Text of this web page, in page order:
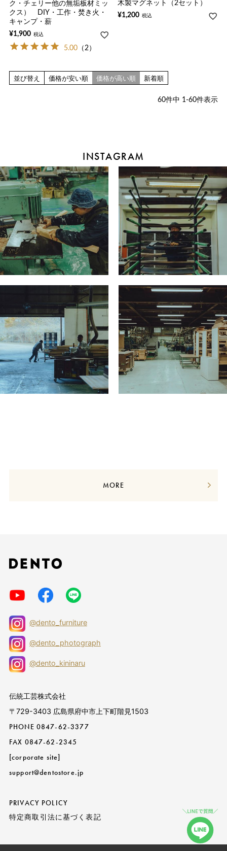
ク・チェリー他の無垢板材ミッ
クス） DIY・工作・焚き火・
キャンプ・薪
¥1,900 税込
5.00 （2）
木製マグネット（2セット）
¥1,200 税込
並び替え 価格が安い順 価格が高い順 新着順
60件中 1-60件表示
INSTAGRAM
MORE
@dento_furniture
@dento_photograph
@dento_kininaru
伝統工芸株式会社
〒729-3403 広島県府中市上下町階見1503
PHONE 0847-62-3377
FAX 0847-62-2345
[corporate site]
support@dentostore.jp
PRIVACY POLICY
特定商取引法に基づく表記